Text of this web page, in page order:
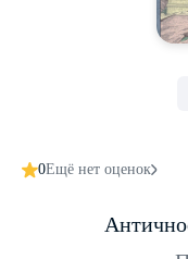
0Ещё нет оценок